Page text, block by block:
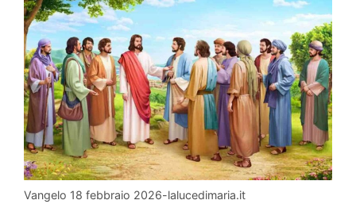
Vangelo 18 febbraio 2026-lalucedimaria.it